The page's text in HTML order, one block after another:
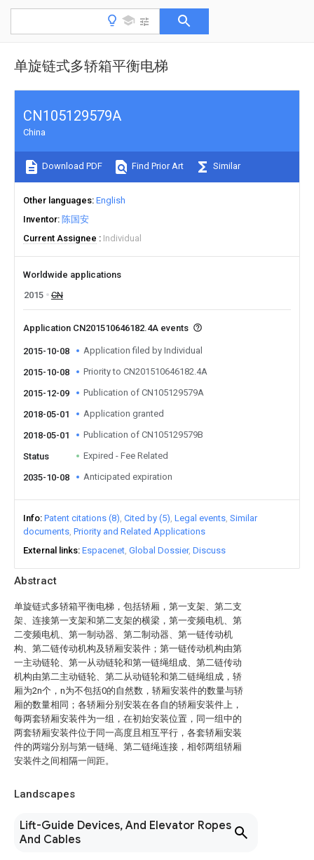
单旋链式多轿箱平衡电梯
Abstract
单旋链式多轿箱平衡电梯，包括轿厢，第一支架、第二支
架、连接第一支架和第二支架的横梁，第一变频电机、第
二变频电机、第一制动器、第二制动器、第一链传动机
构、第二链传动机构及轿厢安装件；第一链传动机构由第
一主动链轮、第一从动链轮和第一链绳组成、第二链传动
机构由第二主动链轮、第二从动链轮和第二链绳组成，轿
厢为2n个，n为不包括0的自然数，轿厢安装件的数量与轿
厢的数量相同；各轿厢分别安装在各自的轿厢安装件上，
每两套轿厢安装件为一组，在初始安装位置，同一组中的
两套轿厢安装件位于同一高度且相互平行，各套轿厢安装
件的两端分别与第一链绳、第二链绳连接，相邻两组轿厢
安装件之间相隔一间距。
Landscapes
Lift-Guide Devices, And Elevator Ropes
And Cables
CN105129579A
China
Download PDF Find Prior Art Similar
Other languages English
Inventor 陈国安
Current Assignee
Individual
Worldwide applications
2015
CN
Application CN201510646182.4A events
2015-10-08 Application filed by Individual
2015-10-08 Priority to CN201510646182.4A
2015-12-09 Publication of CN105129579A
2018-05-01 Application granted
2018-05-01 Publication of CN105129579B
Status Expired - Fee Related
2035-10-08 Anticipated expiration
Info Patent citations (8) Cited by (5) Legal events Similar
documents Priority and Related Applications
External links Espacenet Global Dossier Discuss